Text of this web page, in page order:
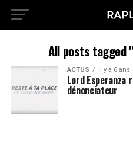
All posts tagged
ACTUS il y a 6 ans
Lord Esperanza
dénonciateur